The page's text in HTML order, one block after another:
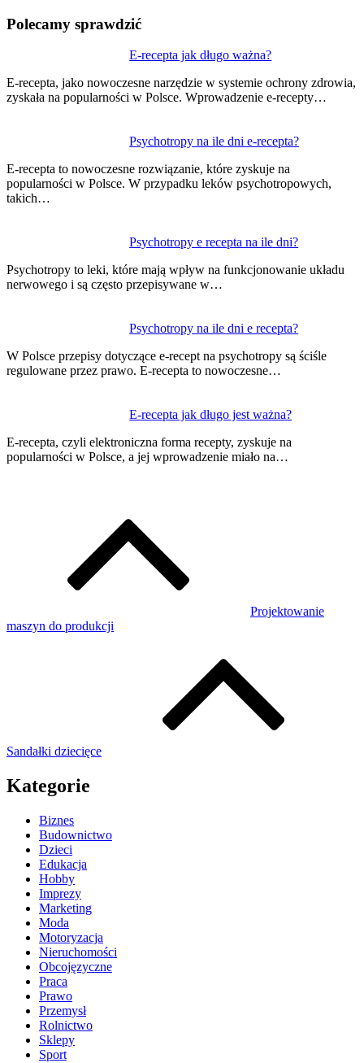
Polecamy sprawdzić
E-recepta jak długo ważna?
E-recepta, jako nowoczesne narzędzie w systemie ochrony zdrowia,
zyskała na popularności w Polsce. Wprowadzenie e-recepty…
Psychotropy na ile dni e-recepta?
E-recepta to nowoczesne rozwiązanie, które zyskuje na
popularności w Polsce. W przypadku leków psychotropowych,
takich…
Psychotropy e recepta na ile dni?
Psychotropy to leki, które mają wpływ na funkcjonowanie układu
nerwowego i są często przepisywane w…
Psychotropy na ile dni e recepta?
W Polsce przepisy dotyczące e-recept na psychotropy są ściśle
regulowane przez prawo. E-recepta to nowoczesne…
E-recepta jak długo jest ważna?
E-recepta, czyli elektroniczna forma recepty, zyskuje na
popularności w Polsce, a jej wprowadzenie miało na…
wpisu
Projektowanie
maszyn do produkcji
Sandałki dziecięce
Kategorie
Biznes
Budownictwo
Dzieci
Edukacja
Hobby
Imprezy
Marketing
Moda
Motoryzacja
Nieruchomości
Obcojęzyczne
Praca
Prawo
Przemysł
Rolnictwo
Sklepy
Sport